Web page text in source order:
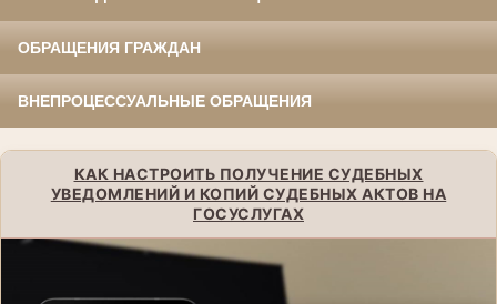
ОБРАЩЕНИЯ ГРАЖДАН
ВНЕПРОЦЕССУАЛЬНЫЕ ОБРАЩЕНИЯ
КАК НАСТРОИТЬ ПОЛУЧЕНИЕ СУДЕБНЫХ
УВЕДОМЛЕНИЙ И КОПИЙ СУДЕБНЫХ АКТОВ НА
ГОСУСЛУГАХ